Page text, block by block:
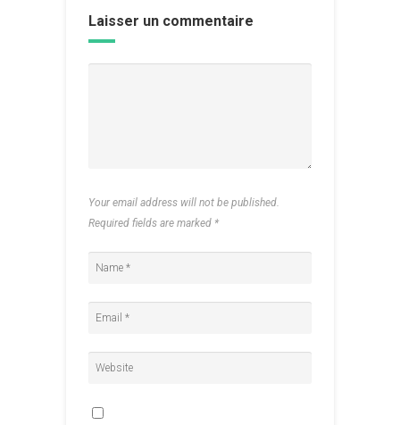
Laisser un commentaire
Your email address will not be published.
Required fields are marked *